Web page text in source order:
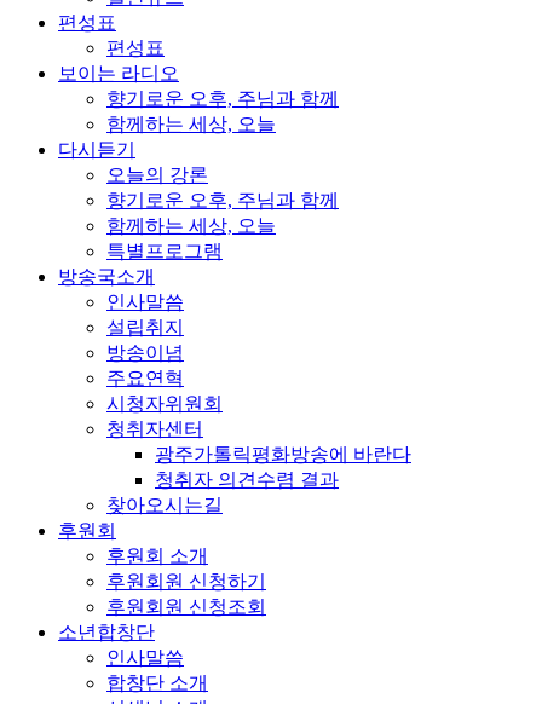
편성표
편성표
보이는 라디오
향기로운 오후, 주님과 함께
함께하는 세상, 오늘
다시듣기
오늘의 강론
향기로운 오후, 주님과 함께
함께하는 세상, 오늘
특별프로그램
방송국소개
인사말씀
설립취지
방송이념
주요연혁
시청자위원회
청취자센터
광주가톨릭평화방송에 바란다
청취자 의견수렴 결과
찾아오시는길
후원회
후원회 소개
후원회원 신청하기
후원회원 신청조회
소년합창단
인사말씀
합창단 소개